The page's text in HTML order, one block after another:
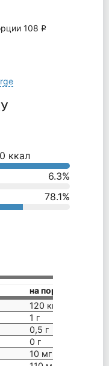
108 q
ккал
6.3%
78.1%
на порцию (32 г)
120 ккал
1 г
0,5 г
0 г
10 мг